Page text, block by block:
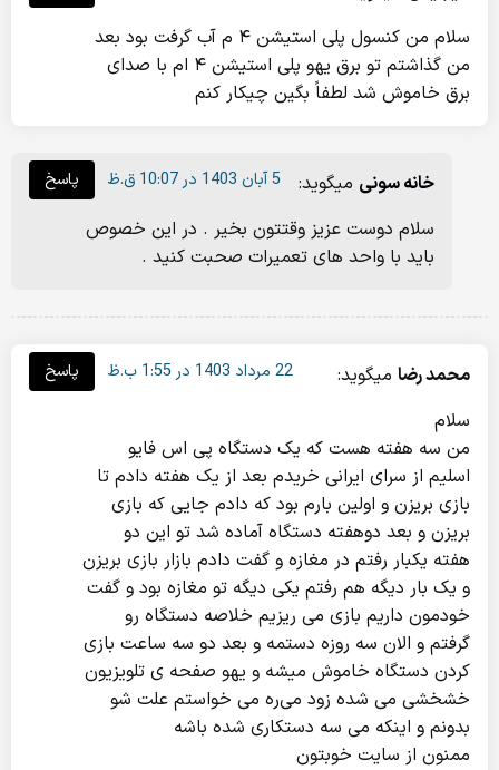
سلام من کنسول پلی استیشن ۴ م آب گرفت بود بعد
من گذاشتم تو برق یهو پلی استیشن ۴ ام با صدای
برق خاموش شد لطفاً بگین چیکار کنم
خانه سونی میگوید:
سلام دوست عزیز وقتتون بخیر . در این خصوص
باید با واحد های تعمیرات صحبت کنید .
5 آبان 1403 در 10:07 ق.ظ پاسخ
محمد رضا میگوید:
سلام
من سه هفته هست که یک دستگاه پی اس فایو
اسلیم از سرای ایرانی خریدم بعد از یک هفته دادم تا
بازی بریزن و اولین بارم بود که دادم جایی که بازی
بریزن و بعد دوهفته دستگاه آماده شد تو این دو
هفته یکبار رفتم در مغازه و گفت دادم بازار بازی بریزن
و یک بار دیگه هم رفتم یکی دیگه تو مغازه بود و گفت
خودمون داریم بازی می ریزیم خلاصه دستگاه رو
گرفتم و الان سه روزه دستمه و بعد دو سه ساعت بازی
کردن دستگاه خاموش میشه و یهو صفحه ی تلویزیون
خشخشی می شده زود می‌ره می خواستم علت شو
بدونم و اینکه می سه دستکاری شده باشه
ممنون از سایت خوبتون
22 مرداد 1403 در 1:55 ب.ظ پاسخ